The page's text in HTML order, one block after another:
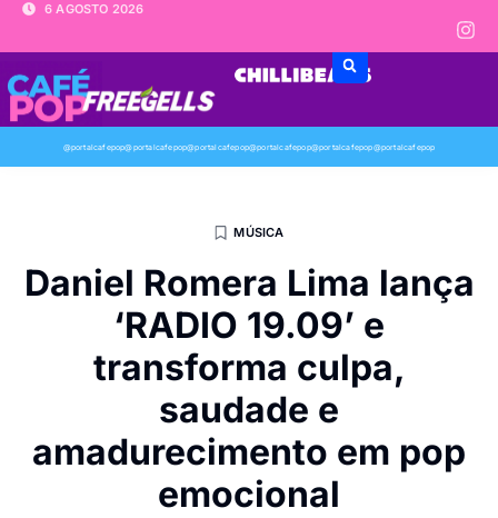
6 AGOSTO 2026
@portalcafepop@portalcafepop@portalcafepop@portalcafepop@portalcafepop@portalcafepop
MÚSICA
Daniel Romera Lima lança
‘RADIO 19.09’ e
transforma culpa,
saudade e
amadurecimento em pop
emocional